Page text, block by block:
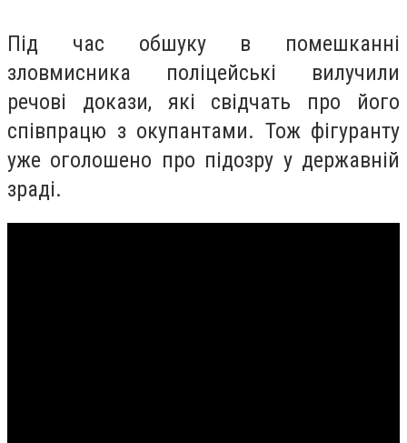
Під час обшуку в помешканні
зловмисника поліцейські вилучили
речові докази, які свідчать про його
співпрацю з окупантами. Тож фігуранту
уже оголошено про підозру у державній
зраді.